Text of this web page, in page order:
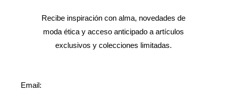
Recibe inspiración con alma, novedades de
moda ética y acceso anticipado a artículos
exclusivos y colecciones limitadas.
Email: